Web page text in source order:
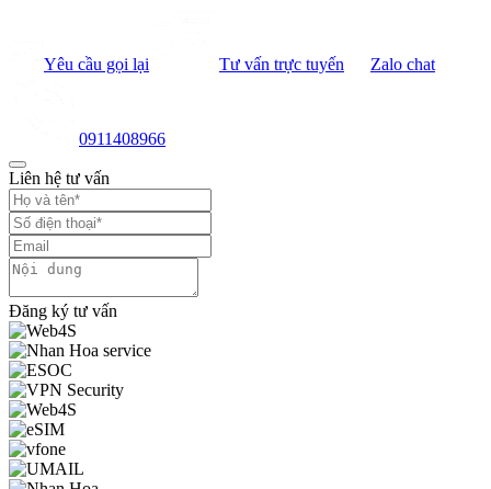
Yêu cầu gọi lại Tư vấn trực tuyến Zalo chat
0911408966
Liên hệ tư vấn
Đăng ký tư vấn